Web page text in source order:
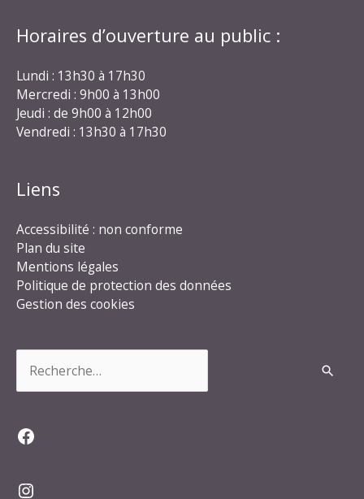
Horaires d’ouverture au public :
Lundi : 13h30 à 17h30
Mercredi : 9h00 à 13h00
Jeudi : de 9h00 à 12h00
Vendredi : 13h30 à 17h30
Liens
Accessibilité : non conforme
Plan du site
Mentions légales
Politique de protection des données
Gestion des cookies
Facebook
Instagram